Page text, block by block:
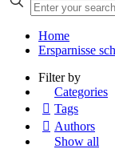
Home
Ersparnisse
Filter by
Categories
Tags
Authors
Show all